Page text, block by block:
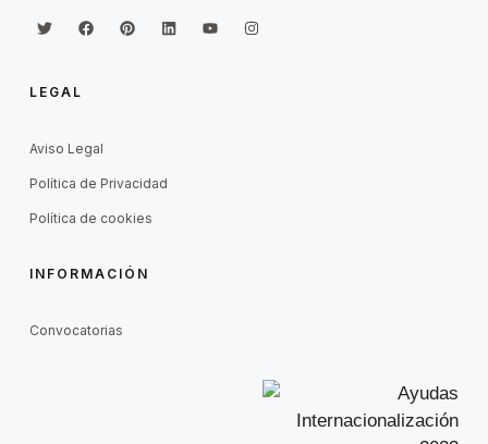
LEGAL
Aviso Legal
Política de Privacidad
Política de cookies
INFORMACIÓN
Convocatorias